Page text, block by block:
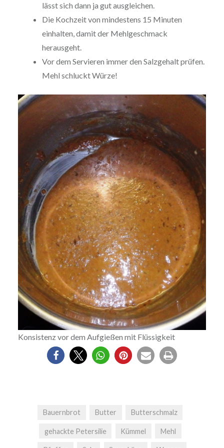
lässt sich dann ja gut ausgleichen.
Die Kochzeit von mindestens 15 Minuten
einhalten, damit der Mehlgeschmack
herausgeht.
Vor dem Servieren immer den Salzgehalt prüfen.
Mehl schluckt Würze!
Konsistenz vor dem Aufgießen mit Flüssigkeit
Bauernbrot Butter Butterschmalz
gehackte Petersilie Kümmel Mehl